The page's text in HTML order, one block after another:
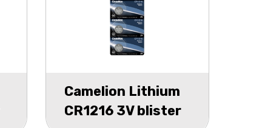
Camelion Lithium
CR1216 3V blister